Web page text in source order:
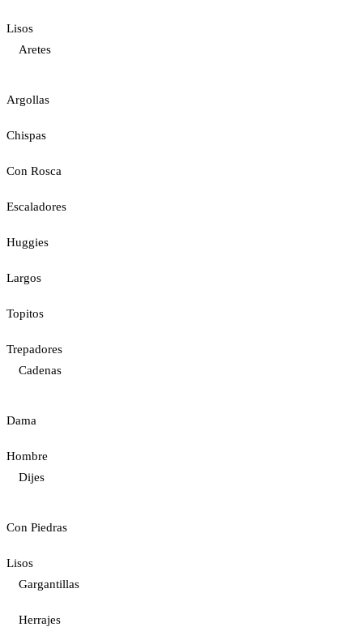
Lisos
Aretes
Argollas
Chispas
Con Rosca
Escaladores
Huggies
Largos
Topitos
Trepadores
Cadenas
Dama
Hombre
Dijes
Con Piedras
Lisos
Gargantillas
Herrajes